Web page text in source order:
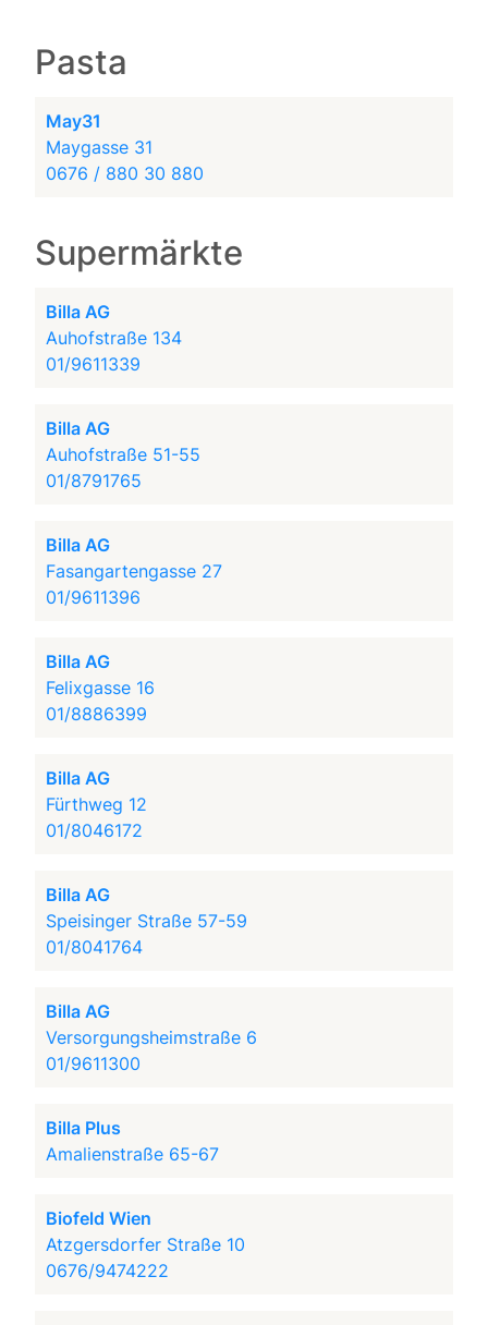
Pasta
May31
Maygasse 31
0676 / 880 30 880
Supermärkte
Billa AG
Auhofstraße 134
01/9611339
Billa AG
Auhofstraße 51-55
01/8791765
Billa AG
Fasangartengasse 27
01/9611396
Billa AG
Felixgasse 16
01/8886399
Billa AG
Fürthweg 12
01/8046172
Billa AG
Speisinger Straße 57-59
01/8041764
Billa AG
Versorgungsheimstraße 6
01/9611300
Billa Plus
Amalienstraße 65-67
Biofeld Wien
Atzgersdorfer Straße 10
0676/9474222